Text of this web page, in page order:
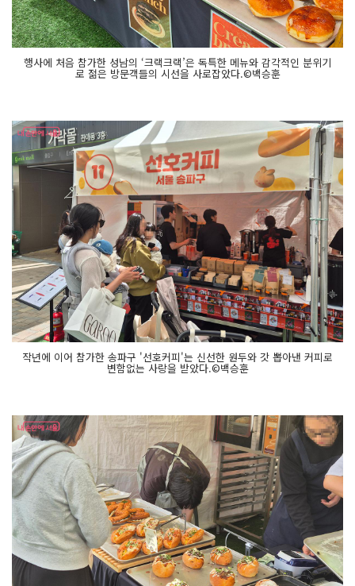
행사에 처음 참가한 성남의 ‘크랙크랙’은 독특한 메뉴와 감각적인 분위기
로 젊은 방문객들의 시선을 사로잡았다.©백승훈
작년에 이어 참가한 송파구 '선호커피'는 신선한 원두와 갓 뽑아낸 커피로
변함없는 사랑을 받았다.©백승훈